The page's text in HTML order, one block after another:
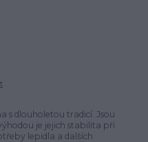
s dlouholetou tradicí. Jsou
je jejich stabilita při
lepidla a dalších